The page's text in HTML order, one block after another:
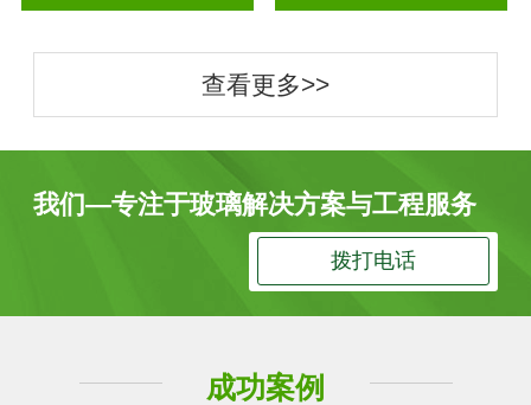
查看更多>>
我们—专注于玻璃解决方案与工程服务
拨打电话
成功案例